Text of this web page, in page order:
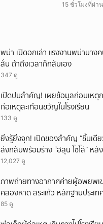
15 ชั่วโมงที่ผ่า
พม่า เปิดอกเล่า แรงงานพม่าบาง
ลั่น ถ้าถึงเวลาก็กลับเอง
347 ดู
เปิดปมสำคัญ! เผยข้อมูลก่อนเหตุ
ก่อเหตุสะเทือนขวัญในโรงเรียน
133 ดู
ยิ่งรู้ยิ่งจุก! เปิดของสำคัญ “ชิ้นเดีย
ส่งกลับพร้อมร่าง “ฮลุน โซโล่” หลั
12,027 ดู
ภาพถ่ายทางอากาศค่ายผู้อพยพเ
คลองหาด สระแก้ว หลักฐานประเท
เขมร
85 ดู